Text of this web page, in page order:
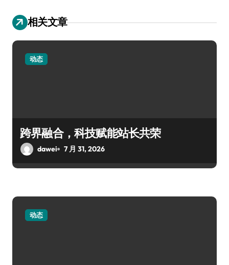
相关文章
动态
跨界融合，科技赋能站长共荣
dawei 7 月 31, 2026
动态